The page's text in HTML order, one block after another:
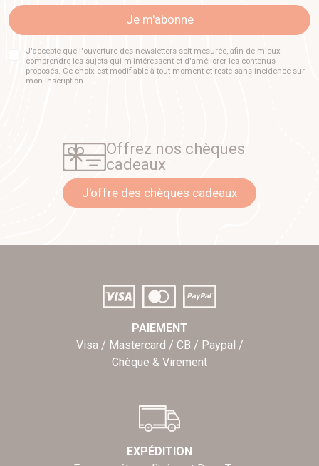
Je m'abonne
J'accepte que l'ouverture des newsletters soit mesurée, afin de mieux
comprendre les sujets qui m'intéressent et d'améliorer les contenus
proposés. Ce choix est modifiable à tout moment et reste sans incidence sur
mon inscription.
Offrez nos chèques
cadeaux
J'offre des chèques cadeaux
PAIEMENT
Visa / Mastercard / CB / Paypal /
Chèque & Virement
EXPÉDITION